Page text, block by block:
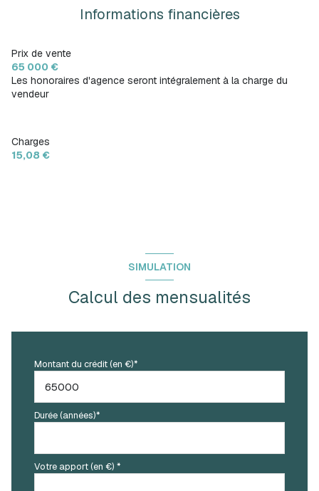
Informations financières
Prix de vente
65 000 €
Les honoraires d'agence seront intégralement à la charge du
vendeur
Charges
15,08 €
SIMULATION
Calcul des mensualités
Montant du crédit (en €)*
Durée (années)*
Votre apport (en €) *